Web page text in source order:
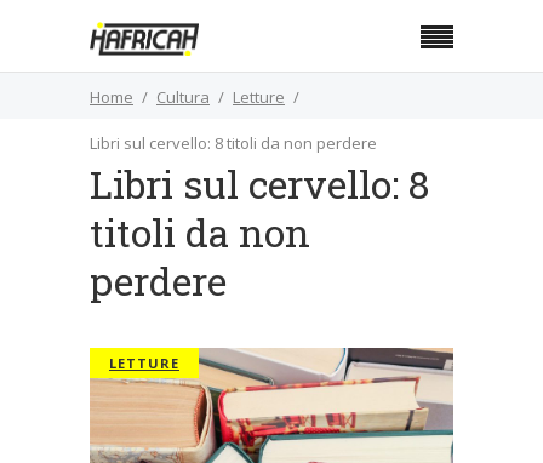
Home Cultura Letture
Libri sul cervello: 8 titoli da non perdere
Libri sul cervello: 8
titoli da non
perdere
LETTURE